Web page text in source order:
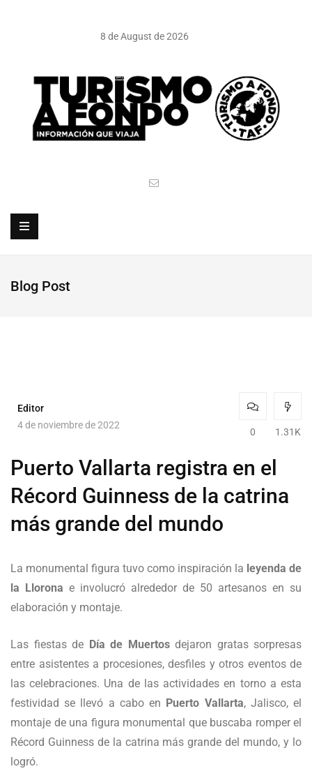
8 de August de 2026
Blog Post
Editor
4 de noviembre de 2022
0 1.31K
Puerto Vallarta registra en el
Récord Guinness de la catrina
más grande del mundo
La monumental figura tuvo como inspiración la leyenda de
la Llorona e involucró alrededor de 50 artesanos en su
elaboración y montaje.
Las fiestas de Día de Muertosdejaron gratas sorpresas
entre asistentes a procesiones, desfiles y otros eventos de
las celebraciones. Una de las actividades en torno a esta
festividad se llevó a cabo en Puerto Vallarta, Jalisco, el
montaje de una figura monumental que buscaba romper el
Récord Guinness de la catrina más grande del mundo, y lo
logró.